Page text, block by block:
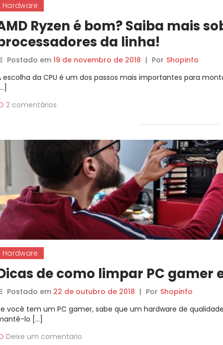
Hardware
Ryzen é bom? Saiba mais
da linha!
Postado em 19 de novembro de 2018 | Por Shopinfo
escolha da CPU é um dos passos mais importantes para
2 comentários
Hardware
de como limpar PC gamer
Postado em 22 de outubro de 2018 | Por Shopinfo
você tem um PC gamer, sabe que um hardware de
lo […]
Deixe um comentario